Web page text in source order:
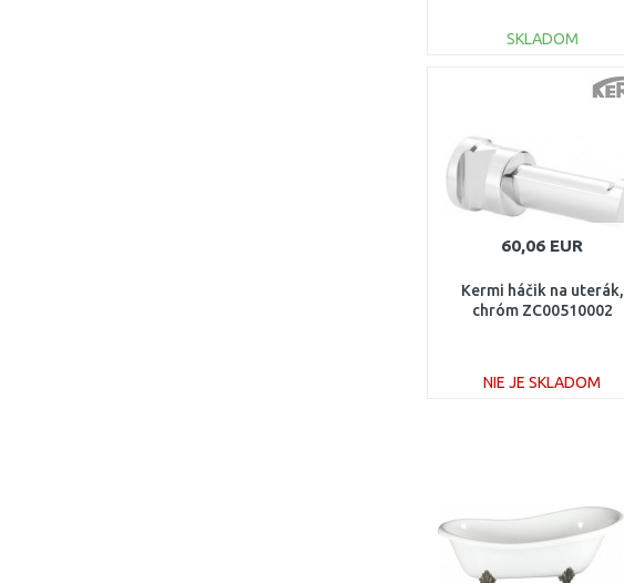
SKLADOM
DO KOŠÍKA
60,06 EUR
Kermi háčik na uterák,
chróm ZC00510002
NIE JE SKLADOM